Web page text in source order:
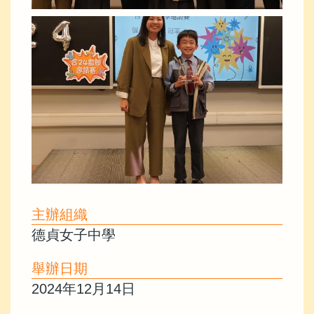
主辦組織
德貞女子中學
舉辦日期
2024年12月14日